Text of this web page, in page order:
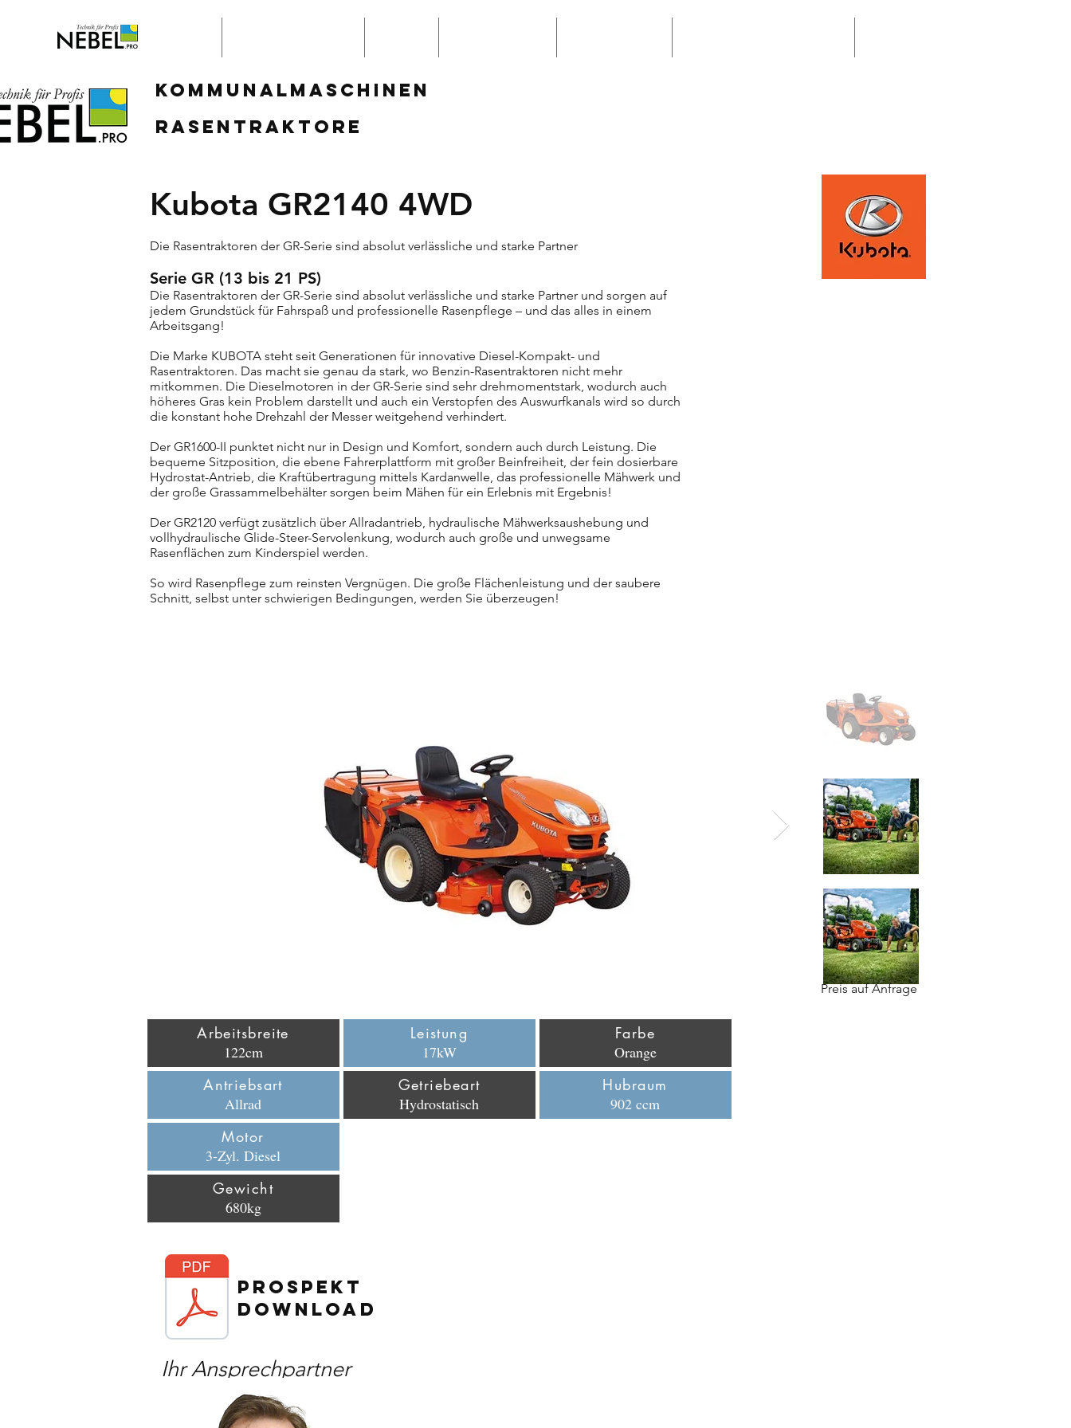
KOMMUNALMASCHINEN
RASENTRAKTORE
Kubota GR2140 4WD
Die Rasentraktoren der GR-Serie sind absolut verlässliche und starke Partner
Serie GR (13 bis 21 PS)
Die Rasentraktoren der GR-Serie sind absolut verlässliche und starke Partner und sorgen auf
jedem Grundstück für Fahrspaß und professionelle Rasenpflege – und das alles in einem
Arbeitsgang!
Die Marke KUBOTA steht seit Generationen für innovative Diesel-Kompakt- und
Rasentraktoren. Das macht sie genau da stark, wo Benzin-Rasentraktoren nicht mehr
mitkommen. Die Dieselmotoren in der GR-Serie sind sehr drehmomentstark, wodurch auch
höheres Gras kein Problem darstellt und auch ein Verstopfen des Auswurfkanals wird so durch
die konstant hohe Drehzahl der Messer weitgehend verhindert.
Der GR1600-II punktet nicht nur in Design und Komfort, sondern auch durch Leistung. Die
bequeme Sitzposition, die ebene Fahrerplattform mit großer Beinfreiheit, der fein dosierbare
Hydrostat-Antrieb, die Kraftübertragung mittels Kardanwelle, das professionelle Mähwerk und
der große Grassammelbehälter sorgen beim Mähen für ein Erlebnis mit Ergebnis!
Der GR2120 verfügt zusätzlich über Allradantrieb, hydraulische Mähwerksaushebung und
vollhydraulische Glide-Steer-Servolenkung, wodurch auch große und unwegsame
Rasenflächen zum Kinderspiel werden.
So wird Rasenpflege zum reinsten Vergnügen. Die große Flächenleistung und der saubere
Schnitt, selbst unter schwierigen Bedingungen, werden Sie überzeugen!
Preis auf Anfrage
Arbeitsbreite
122cm
Antriebsart
Allrad
Leistung
17kW
Getriebeart
Hydrostatisch
Farbe
Orange
Hubraum
902 ccm
Motor
3-Zyl. Diesel
Gewicht
680kg
PROSPEKT
DOWNLOAD
Ihr Ansprechpartner